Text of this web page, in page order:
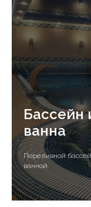
Бассейн
ванна
Переливной
ванной